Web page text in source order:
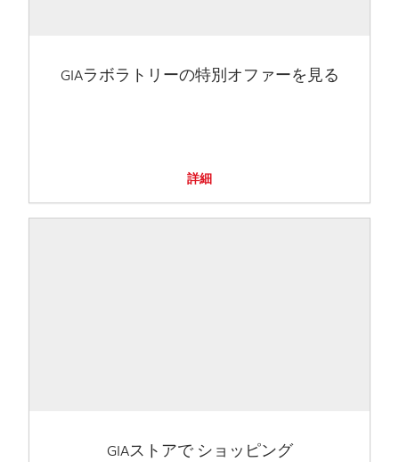
GIAラボラトリーの特別オファーを見る
詳細
GIAストアで ショッピング